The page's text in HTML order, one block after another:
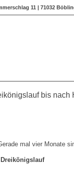
11 | 71032
bis
mal vier Monate
Dreikönigslauf